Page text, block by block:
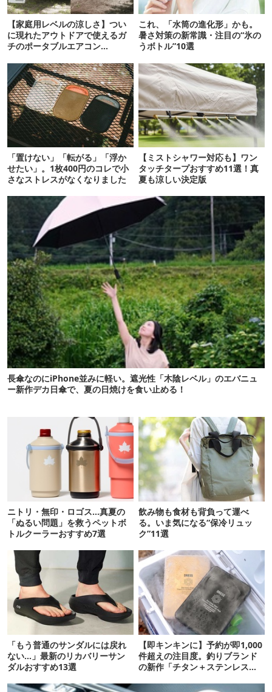
【家庭用レベルの涼しさ】つい
に現れたアウトドアで使えるガ
チのポータブルエアコン
これ、「水筒の進化形」かも。
暑さ対策の新常識・注目の“氷の
うボトル”10選
「置けない」「転がる」「浮か
せたい」。1枚400円のコレで小
さなストレスがなくなりました
【ミストシャワー対応も】ワン
タッチタープおすすめ11選！真
夏も涼しい決定版
長傘なのにiPhone並みに軽い。遮光性「木陰レベル」のエバニュ
ー新作デカ日傘で、夏の日焼けを食い止める！
ニトリ・無印・ロゴス…真夏の
「ぬるい問題」を救うペットボ
トルクーラーおすすめ7選
飲み物も食材も背負って運べ
る。いま気になる“保冷リュッ
ク”11選
「もう普通のサンダルには戻れ
ない…」最新のリカバリーサン
ダルおすすめ13選
【即キンキンに】予約が即1,000
件超えの注目度。釣りブランド
の新作「チタン＋ステンレスの